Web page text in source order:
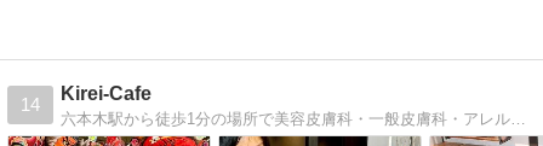
14
Kirei-Cafe
六本木駅から徒歩1分の場所で美容皮膚科・一般皮膚科・アレルギー科・保険診療してます。ニキビ痕の治療に力を入れてます。